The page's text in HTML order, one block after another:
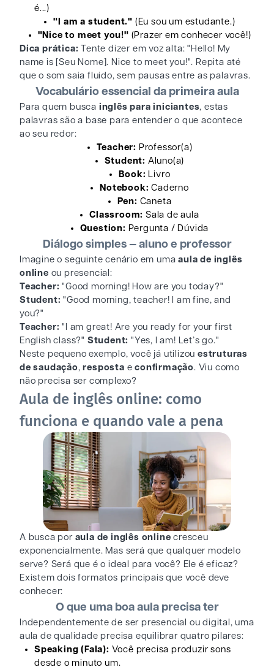
é...)
"I am a student." (Eu sou um estudante.)
"Nice to meet you!" (Prazer em conhecer você!)
Dica prática: Tente dizer em voz alta: "Hello! My
name is [Seu Nome]. Nice to meet you!". Repita até
que o som saia fluido, sem pausas entre as palavras.
Vocabulário essencial da primeira aula
Para quem busca inglês para iniciantes, estas
palavras são a base para entender o que acontece
ao seu redor:
Teacher: Professor(a)
Student: Aluno(a)
Book: Livro
Notebook: Caderno
Pen: Caneta
Classroom: Sala de aula
Question: Pergunta / Dúvida
Diálogo simples — aluno e professor
Imagine o seguinte cenário em umaaula de inglês
online ou presencial:
Teacher: "Good morning! How are you today?"
Student: "Good morning, teacher! I am fine, and
you?"
Teacher: "I am great! Are you ready for your first
English class?" Student: "Yes, I am! Let’s go."
Neste pequeno exemplo, você já utilizou estruturas
de saudação,resposta econfirmação. Viu como
não precisa ser complexo?
Aula de inglês online: como
funciona e quando vale a pena
A busca por aula de inglês online cresceu
exponencialmente. Mas será que qualquer modelo
serve? Será que é o ideal para você? Ele é eficaz?
Existem dois formatos principais que você deve
conhecer:
O que uma boa aula precisa ter
Independentemente de ser presencial ou digital, uma
aula de qualidade precisa equilibrar quatro pilares:
Speaking (Fala): Você precisa produzir sons
desde o minuto um.